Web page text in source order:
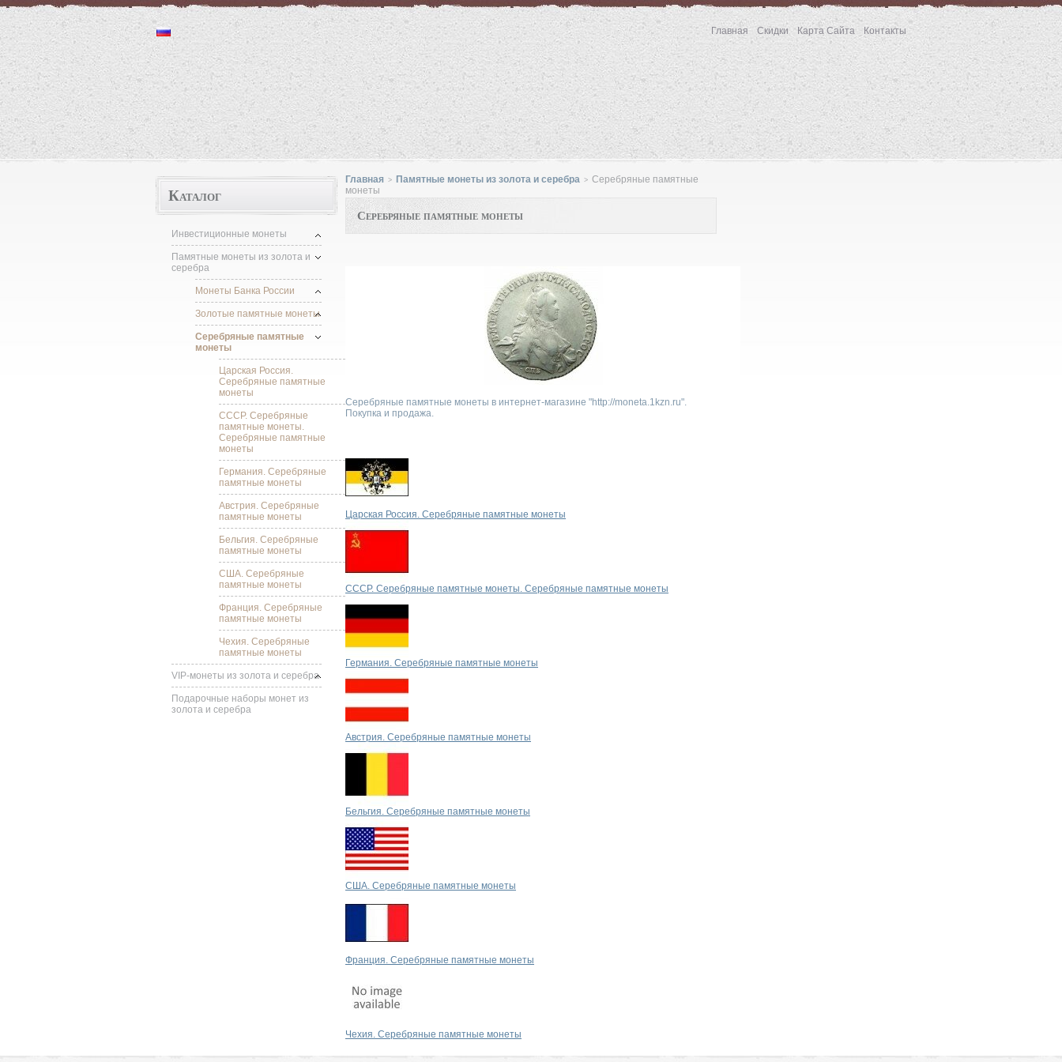
Монеты "http://moneta.1kzn.ru"
Главная Скидки Карта Сайта Контакты
Каталог
Инвестиционные монеты
Памятные монеты из золота и
серебра
Монеты Банка России
Золотые памятные монеты
Серебряные памятные
монеты
Царская Россия.
Серебряные памятные
монеты
СССР. Серебряные
памятные монеты.
Серебряные памятные
монеты
Германия. Серебряные
памятные монеты
Австрия. Серебряные
памятные монеты
Бельгия. Серебряные
памятные монеты
США. Серебряные
памятные монеты
Франция. Серебряные
памятные монеты
Чехия. Серебряные
памятные монеты
VIP-монеты из золота и серебра
Подарочные наборы монет из
золота и серебра
Главная > Памятные монеты из золота и серебра > Серебряные памятные
монеты
Серебряные памятные монеты
Серебряные памятные монеты в интернет-магазине "http://moneta.1kzn.ru".
Покупка и продажа.
Царская Россия. Серебряные памятные монеты
СССР. Серебряные памятные монеты. Серебряные памятные монеты
Германия. Серебряные памятные монеты
Австрия. Серебряные памятные монеты
Бельгия. Серебряные памятные монеты
США. Серебряные памятные монеты
Франция. Серебряные памятные монеты
Чехия. Серебряные памятные монеты